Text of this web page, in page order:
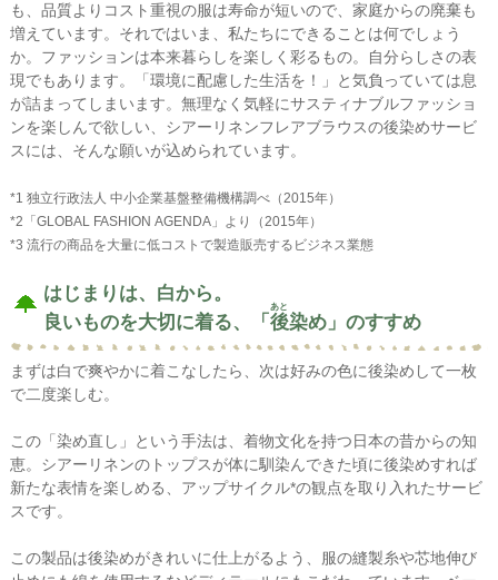
も、品質よりコスト重視の服は寿命が短いので、家庭からの廃棄も
増えています。それではいま、私たちにできることは何でしょう
か。ファッションは本来暮らしを楽しく彩るもの。自分らしさの表
現でもあります。「環境に配慮した生活を！」と気負っていては息
が詰まってしまいます。無理なく気軽にサスティナブルファッショ
ンを楽しんで欲しい、シアーリネンフレアブラウスの後染めサービ
スには、そんな願いが込められています。
*1 独立行政法人 中小企業基盤整備機構調べ（2015年）
*2「GLOBAL FASHION AGENDA」より（2015年）
*3 流行の商品を大量に低コストで製造販売するビジネス業態
はじまりは、白から。
良いものを大切に着る、「 後
あと
染め」のすすめ
まずは白で爽やかに着こなしたら、次は好みの色に後染めして一枚
で二度楽しむ。
この「染め直し」という手法は、着物文化を持つ日本の昔からの知
恵。シアーリネンのトップスが体に馴染んできた頃に後染めすれば
新たな表情を楽しめる、アップサイクル*の観点を取り入れたサービ
スです。
この製品は後染めがきれいに仕上がるよう、服の縫製糸や芯地伸び